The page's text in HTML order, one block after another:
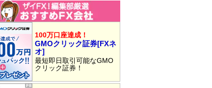
100万口座達成！
GMOクリック証券[FXネ
オ]
最短即日取引可能なGMO
クリック証券！